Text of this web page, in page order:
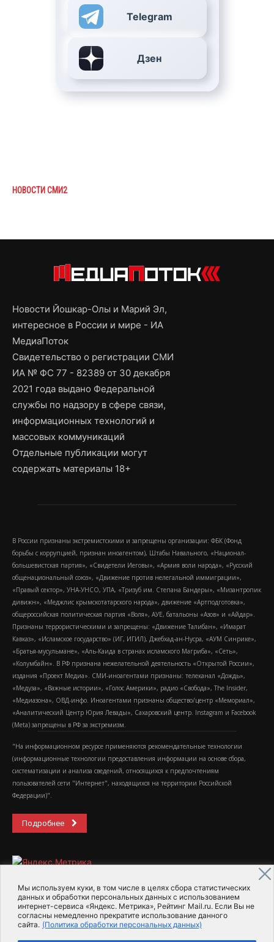
Мы используем куки, в том числе в целях сбора статистических
данных и обработки персональных данных с использованием
интернет-сервиса «Яндекс. Метрика», Рейтинг Mail.ru. Если Вы не
согласны немедленно прекратите использование данного
сайта. (Политика обработки персональных данных)
Telegram
Дзен
НОВОСТИ СМИ2
Новости Йошкар-Олы и Марий Эл,
интересное в России и мире - ИА
МедиаПоток
Свидетельство о регистрации СМИ
ИА № ФС 77 - 82389 от 30 декабря
2021 года выдано Федеральной
службы по надзору в сфере связи,
информационных технологий и
массовых коммуникаций
Отдельные публикации могут
содержать материалы 18+
В России признаны экстремистскими и запрещены организации: ФБК (Фонд
борьбы с коррупцией, признан иноагентом), Штабы Навального, «Национал-
большевистская партия», «Свидетели Иеговы», «Армия воли народа», «Русский
общенациональный союз», «Движение против нелегальной иммиграции»,
«Правый сектор», УНА-УНСО, УПА, «Тризуб им. Степана Бандеры», «Мизантропик
дивижн», «Меджлис крымскотатарского народа», движение «Артподготовка»,
общероссийская политическая партия «Воля», АУЕ, батальоны «Азов» и «Айдар».
Признаны террористическими и запрещены: «Движение Талибан», «Имарат
Кавказ», «Исламское государство» (ИГ, ИГИЛ), Джебхад-ан-Нусра, «АУМ Синрике»,
«Братья-мусульмане», «Аль-Каида в странах исламского Магриба», «Сеть»,
«Колумбайн». В РФ признана нежелательной деятельность «Открытой России»,
издания «Проект Медиа». СМИ-иноагентами признаны: телеканал «Дождь»,
«Медуза», «Важные истории», «Голос Америки», радио «Свобода», The Insider,
«Медиазона», ОВД-инфо. Иноагентами признаны общество/центр «Мемориал»,
«Аналитический Центр Юрия Левады», Сахаровский центр. Instagram и Facebook
(Metа) запрещены в РФ за экстремизм.
"На информационном ресурсе применяются рекомендательные технологии
(информационные технологии предоставления информации на основе сбора,
систематизации и анализа сведений, относящихся к предпочтениям
пользователей сети "Интернет", находящихся на территории Российской
Федерации)".
Подробнее
2015-2026- Информационное агентство МедиаПоток
Для справки Об издании Пользовательское соглашение